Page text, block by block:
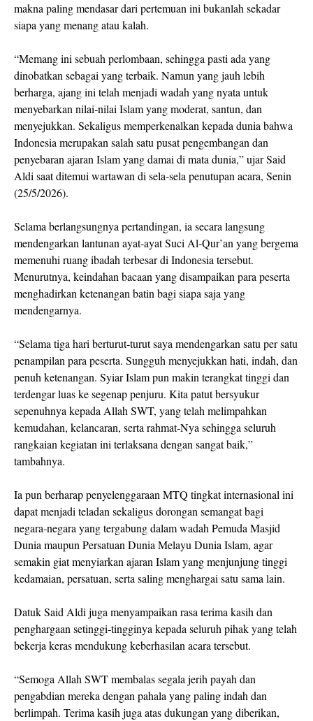
makna paling mendasar dari pertemuan ini bukanlah sekadar
siapa yang menang atau kalah.
“Memang ini sebuah perlombaan, sehingga pasti ada yang
dinobatkan sebagai yang terbaik. Namun yang jauh lebih
berharga, ajang ini telah menjadi wadah yang nyata untuk
menyebarkan nilai‑nilai Islam yang moderat, santun, dan
menyejukkan. Sekaligus memperkenalkan kepada dunia bahwa
Indonesia merupakan salah satu pusat pengembangan dan
penyebaran ajaran Islam yang damai di mata dunia,” ujar Said
Aldi saat ditemui wartawan di sela‑sela penutupan acara, Senin
(25/5/2026).
Selama berlangsungnya pertandingan, ia secara langsung
mendengarkan lantunan ayat‑ayat Suci Al‑Qur’an yang bergema
memenuhi ruang ibadah terbesar di Indonesia tersebut.
Menurutnya, keindahan bacaan yang disampaikan para peserta
menghadirkan ketenangan batin bagi siapa saja yang
mendengarnya.
“Selama tiga hari berturut‑turut saya mendengarkan satu per satu
penampilan para peserta. Sungguh menyejukkan hati, indah, dan
penuh ketenangan. Syiar Islam pun makin terangkat tinggi dan
terdengar luas ke segenap penjuru. Kita patut bersyukur
sepenuhnya kepada Allah SWT, yang telah melimpahkan
kemudahan, kelancaran, serta rahmat‑Nya sehingga seluruh
rangkaian kegiatan ini terlaksana dengan sangat baik,”
tambahnya.
Ia pun berharap penyelenggaraan MTQ tingkat internasional ini
dapat menjadi teladan sekaligus dorongan semangat bagi
negara‑negara yang tergabung dalam wadah Pemuda Masjid
Dunia maupun Persatuan Dunia Melayu Dunia Islam, agar
semakin giat menyiarkan ajaran Islam yang menjunjung tinggi
kedamaian, persatuan, serta saling menghargai satu sama lain.
Datuk Said Aldi juga menyampaikan rasa terima kasih dan
penghargaan setinggi‑tingginya kepada seluruh pihak yang telah
bekerja keras mendukung keberhasilan acara tersebut.
“Semoga Allah SWT membalas segala jerih payah dan
pengabdian mereka dengan pahala yang paling indah dan
berlimpah. Terima kasih juga atas dukungan yang diberikan,